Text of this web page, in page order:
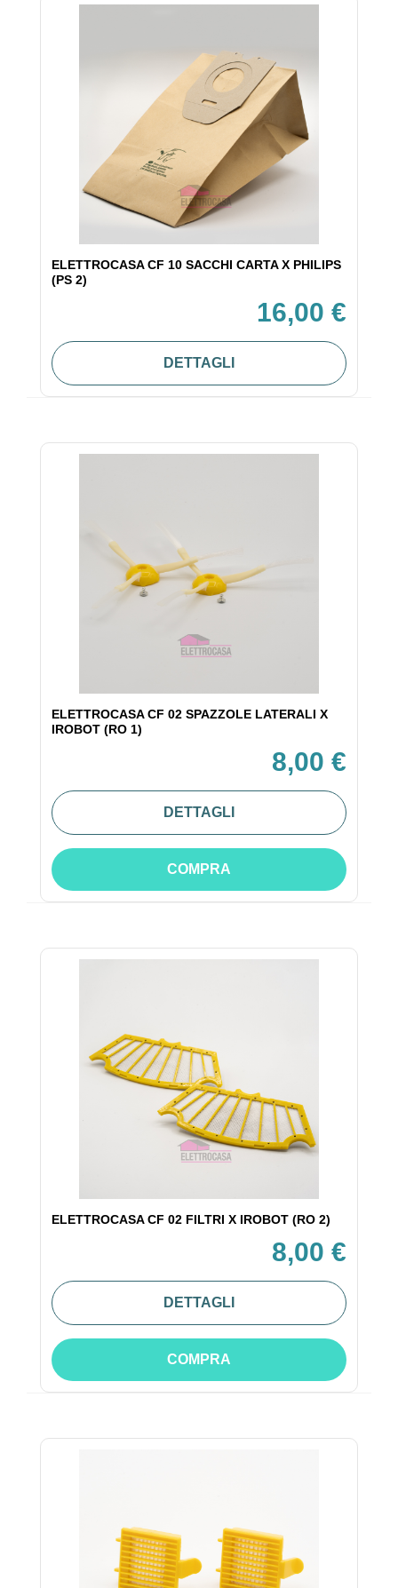
ELETTROCASA CF 10 SACCHI CARTA X PHILIPS
(PS 2)
16,00 €
DETTAGLI
ELETTROCASA CF 02 SPAZZOLE LATERALI X
IROBOT (RO 1)
8,00 €
DETTAGLI
COMPRA
ELETTROCASA CF 02 FILTRI X IROBOT (RO 2)
8,00 €
DETTAGLI
COMPRA